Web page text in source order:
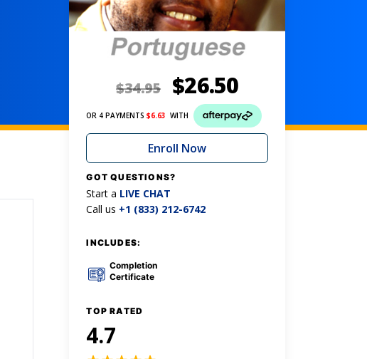
$34.95 $26.50
OR 4 PAYMENTS$6.63 WITH
Enroll Now
GOT QUESTIONS?
Start a LIVE CHAT
Call us +1 (833) 212-6742
INCLUDES:
Completion
Certificate
TOP RATED
4.7